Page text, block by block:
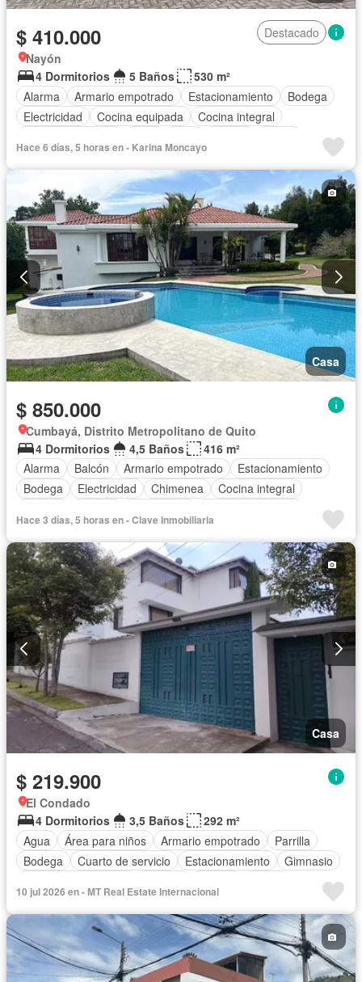
$ 410.000
Destacado
Nayón
4 Dormitorios
5 Baños
530 m²
Alarma
Armario empotrado Estacionamiento
Bodega
Electricidad
Cocina equipada
Cocina integral
Vista panorámica
Sin amoblar
Hace 6 días, 5 horas en - Karina Moncayo
Casa
$ 850.000
Cumbayá, Distrito Metropolitano de Quito
4 Dormitorios
4,5 Baños
416 m²
Alarma
Balcón Armario empotrado
Estacionamiento
Bodega
Electricidad Chimenea
Cocina integral
Terraza
Agua Conserje Jardín
Garita de guardianía
Seguridad
Piscina Sin amoblar
Hace 3 días, 5 horas en - Clave Inmobiliaria
Casa
$ 219.900
El Condado
4 Dormitorios
3,5 Baños
292 m²
Agua
Área para niños Armario empotrado
Parrilla
Bodega
Cuarto de servicio Estacionamiento
Gimnasio
Conserje
Terraza Wifi Parcialmente amoblado
10 jul 2026 en - MT Real Estate Internacional